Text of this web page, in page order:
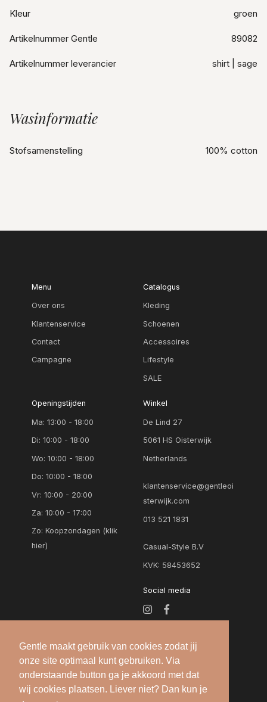
Gentle maakt gebruik van cookies zodat jij
onze site optimaal kunt gebruiken. Via
onderstaande button ga je akkoord met dat
wij cookies plaatsen. Liever niet? Dan kun je
Kleur groen
Artikelnummer Gentle 89082
Artikelnummer leverancier shirt | sage
Wasinformatie
Stofsamenstelling 100% cotton
Menu
Over ons
Klantenservice
Contact
Campagne
Catalogus
Kleding
Schoenen
Accessoires
Lifestyle
SALE
Openingstijden
Ma: 13:00 - 18:00
Di: 10:00 - 18:00
Wo: 10:00 - 18:00
Do: 10:00 - 18:00
Vr: 10:00 - 20:00
Za: 10:00 - 17:00
Zo:Koopzondagen (klik
hier)
Winkel
De Lind 27
5061 HS Oisterwijk
Netherlands
klantenservice@gentleoi
sterwijk.com
013 521 1831
Casual-Style B.V
KVK: 58453652
Social media